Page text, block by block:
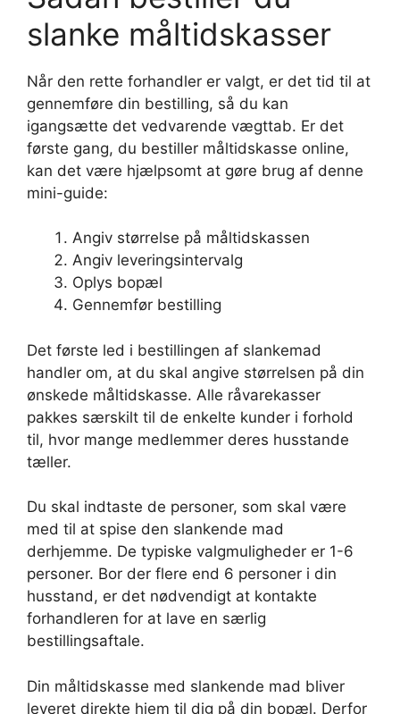
slanke måltidskasser
Når den rette forhandler er valgt, er det tid til at
gennemføre din bestilling, så du kan
igangsætte det vedvarende vægttab. Er det
første gang, du bestiller måltidskasse online,
kan det være hjælpsomt at gøre brug af denne
mini-guide:
Angiv størrelse på måltidskassen
Angiv leveringsintervalg
Oplys bopæl
Gennemfør bestilling
Det første led i bestillingen af slankemad
handler om, at du skal angive størrelsen på din
ønskede måltidskasse. Alle råvarekasser
pakkes særskilt til de enkelte kunder i forhold
til, hvor mange medlemmer deres husstande
tæller.
Du skal indtaste de personer, som skal være
med til at spise den slankende mad
derhjemme. De typiske valgmuligheder er 1-6
personer. Bor der flere end 6 personer i din
husstand, er det nødvendigt at kontakte
forhandleren for at lave en særlig
bestillingsaftale.
Din måltidskasse med slankende mad bliver
leveret direkte hjem til dig på din bopæl. Derfor